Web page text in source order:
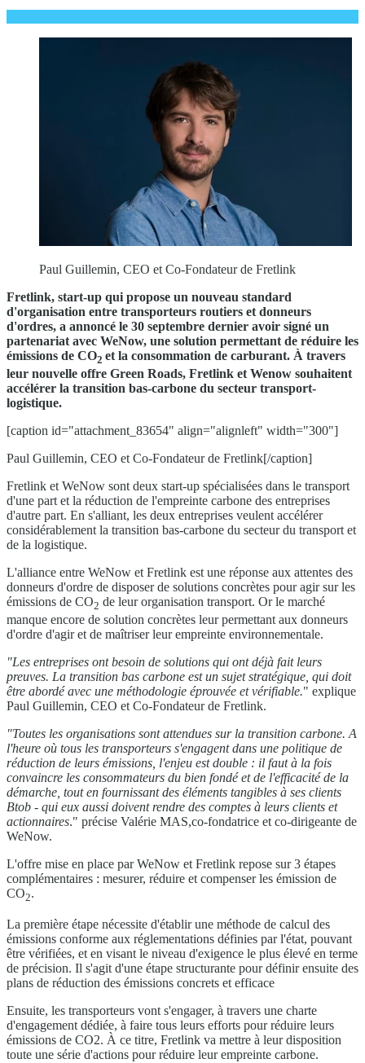
Paul Guillemin, CEO et Co-Fondateur de Fretlink
Fretlink, start-up qui propose un nouveau standard
d'organisation entre transporteurs routiers et donneurs
d'ordres, a annoncé le 30 septembre dernier avoir signé un
partenariat avec WeNow, une solution permettant de réduire les
émissions de CO2 et la consommation de carburant. À travers
leur nouvelle offre Green Roads, Fretlink et Wenow souhaitent
accélérer la transition bas-carbone du secteur transport-
logistique.
[caption id="attachment_83654" align="alignleft" width="300"]
Paul Guillemin, CEO et Co-Fondateur de Fretlink[/caption]
Fretlink et WeNow sont deux start-up spécialisées dans le transport
d'une part et la réduction de l'empreinte carbone des entreprises
d'autre part. En s'alliant, les deux entreprises veulent accélérer
considérablement la transition bas-carbone du secteur du transport et
de la logistique.
L'alliance entre WeNow et Fretlink est une réponse aux attentes des
donneurs d'ordre de disposer de solutions concrètes pour agir sur les
émissions de CO2 de leur organisation transport. Or le marché
manque encore de solution concrètes leur permettant aux donneurs
d'ordre d'agir et de maîtriser leur empreinte environnementale.
"Les entreprises ont besoin de solutions qui ont déjà fait leurs
preuves. La transition bas carbone est un sujet stratégique, qui doit
être abordé avec une méthodologie éprouvée et vérifiable." explique
Paul Guillemin, CEO et Co-Fondateur de Fretlink.
"Toutes les organisations sont attendues sur la transition carbone. A
l'heure où tous les transporteurs s'engagent dans une politique de
réduction de leurs émissions, l'enjeu est double : il faut à la fois
convaincre les consommateurs du bien fondé et de l'efficacité de la
démarche, tout en fournissant des éléments tangibles à ses clients
Btob - qui eux aussi doivent rendre des comptes à leurs clients et
actionnaires." précise Valérie MAS,co-fondatrice et co-dirigeante de
WeNow.
L'offre mise en place par WeNow et Fretlink repose sur 3 étapes
complémentaires : mesurer, réduire et compenser les émission de
CO2.
La première étape nécessite d'établir une méthode de calcul des
émissions conforme aux réglementations définies par l'état, pouvant
être vérifiées, et en visant le niveau d'exigence le plus élevé en terme
de précision. Il s'agit d'une étape structurante pour définir ensuite des
plans de réduction des émissions concrets et efficace
Ensuite, les transporteurs vont s'engager, à travers une charte
d'engagement dédiée, à faire tous leurs efforts pour réduire leurs
émissions de CO2. À ce titre, Fretlink va mettre à leur disposition
toute une série d'actions pour réduire leur empreinte carbone.